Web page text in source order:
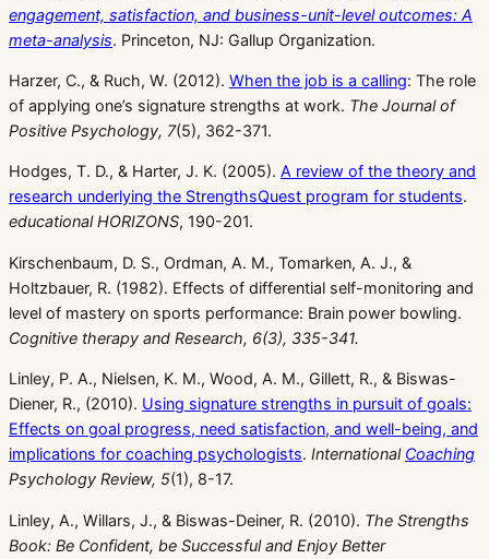
engagement, satisfaction, and business-unit-level outcomes: A
meta-analysis. Princeton, NJ: Gallup Organization.
Harzer, C., & Ruch, W. (2012). When the job is a calling: The role
of applying one’s signature strengths at work. The Journal of
Positive Psychology, 7(5), 362-371.
Hodges, T. D., & Harter, J. K. (2005). A review of the theory and
research underlying the StrengthsQuest program for students.
educational HORIZONS, 190-201.
Kirschenbaum, D. S., Ordman, A. M., Tomarken, A. J., &
Holtzbauer, R. (1982). Effects of differential self-monitoring and
level of mastery on sports performance: Brain power bowling.
Cognitive therapy and Research, 6(3), 335-341.
Linley, P. A., Nielsen, K. M., Wood, A. M., Gillett, R., & Biswas-
Diener, R., (2010). Using signature strengths in pursuit of goals:
Effects on goal progress, need satisfaction, and well-being, and
implications for coaching psychologists. International Coaching
Psychology Review, 5(1), 8-17.
Linley, A., Willars, J., & Biswas-Deiner, R. (2010). The Strengths
Book: Be Confident, be Successful and Enjoy Better